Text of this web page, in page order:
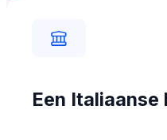
Een Italiaanse